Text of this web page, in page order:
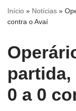
Início » Notícias »
contra o Avaí
partida,
0 a 0